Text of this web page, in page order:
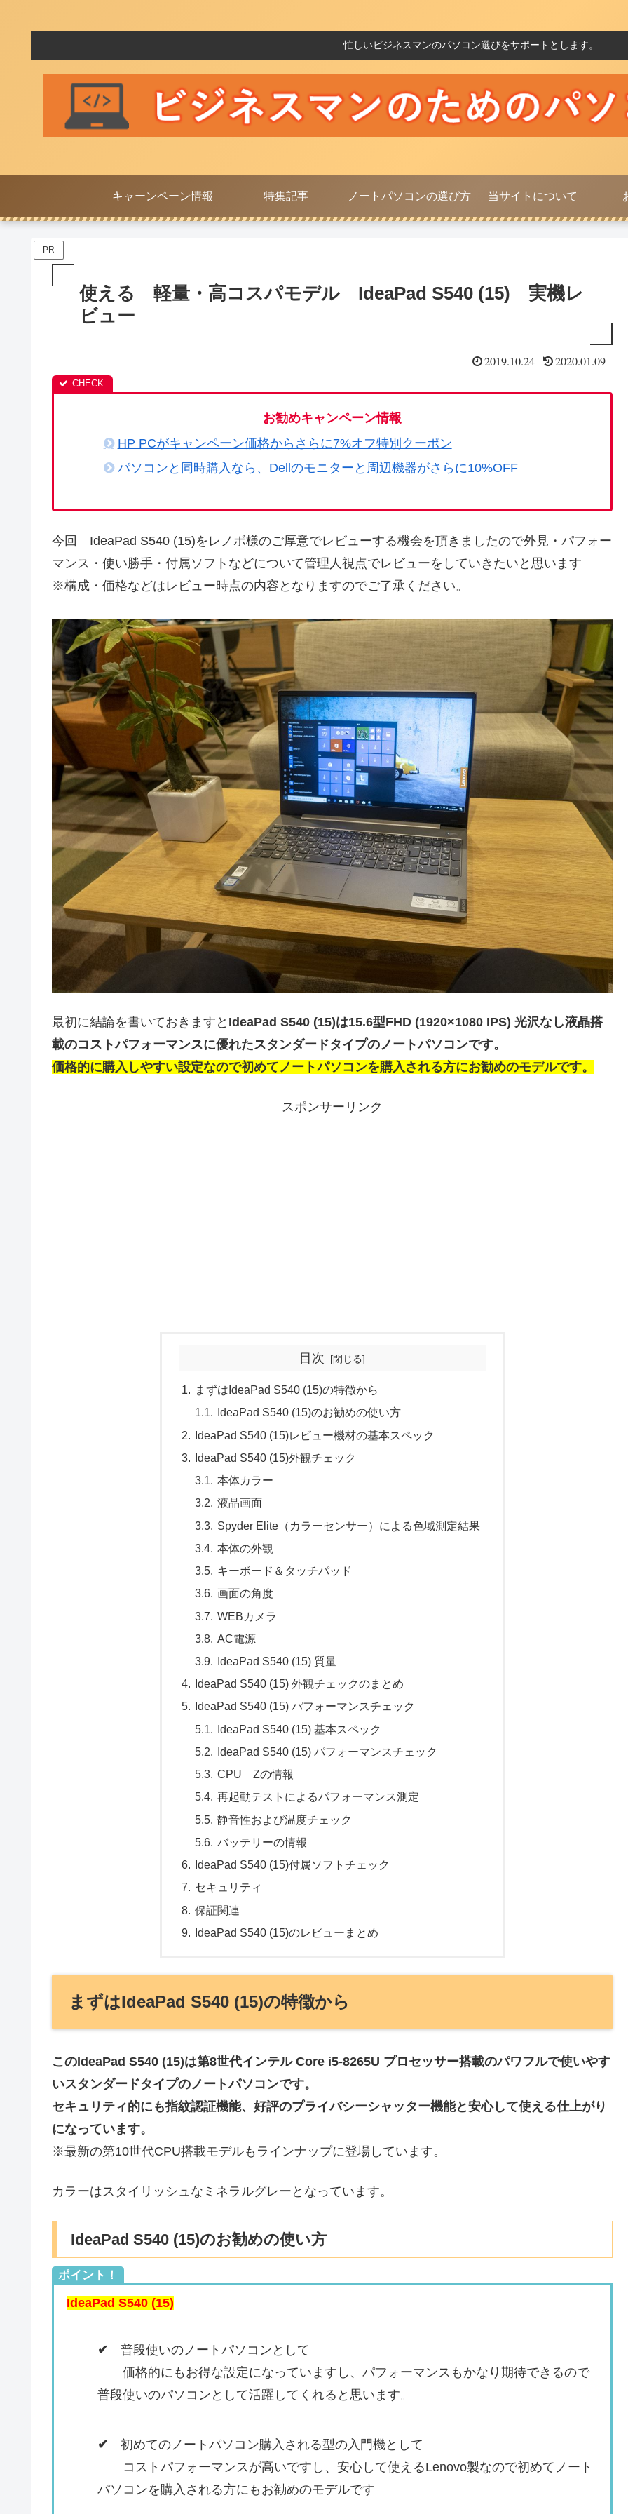
忙しいビジネスマンのパソコン選びをサポートとします。
キャーンペーン情報 特集記事 ノートパソコンの選び方 当サイトについて
PR
使える 軽量・高コスパモデル IdeaPad S540 (15) 実機レ
ビュー
2019.10.24 2020.01.09
お勧めキャンペーン情報
HP PCがキャンペーン価格からさらに7%オフ特別クーポン
パソコンと同時購入なら、Dellのモニターと周辺機器がさらに10%OFF
今回 IdeaPad S540 (15)をレノボ様のご厚意でレビューする機会を頂きましたので外見・パフォー
マンス・使い勝手・付属ソフトなどについて管理人視点でレビューをしていきたいと思います
※構成・価格などはレビュー時点の内容となりますのでご了承ください。
最初に結論を書いておきますと IdeaPad S540 (15)は15.6型FHD (1920×1080 IPS) 光沢なし液晶搭
載のコストパフォーマンスに優れたスタンダードタイプのノートパソコンです。
価格的に購入しやすい設定なので初めてノートパソコンを購入される方にお勧めのモデルです。
スポンサーリンク
目次
まずはIdeaPad S540 (15)の特徴から
IdeaPad S540 (15)のお勧めの使い方
IdeaPad S540 (15)レビュー機材の基本スペック
IdeaPad S540 (15)外観チェック
本体カラー
液晶画面
Spyder Elite（カラーセンサー）による色域測定結果
本体の外観
キーボード＆タッチパッド
画面の角度
WEBカメラ
AC電源
IdeaPad S540 (15) 質量
IdeaPad S540 (15) 外観チェックのまとめ
IdeaPad S540 (15) パフォーマンスチェック
IdeaPad S540 (15) 基本スペック
IdeaPad S540 (15) パフォーマンスチェック
CPU Zの情報
再起動テストによるパフォーマンス測定
静音性および温度チェック
バッテリーの情報
IdeaPad S540 (15)付属ソフトチェック
セキュリティ
保証関連
IdeaPad S540 (15)のレビューまとめ
まずはIdeaPad S540 (15)の特徴から
このIdeaPad S540 (15)は第8世代インテル Core i5-8265U プロセッサー搭載のパワフルで使いやす
いスタンダードタイプのノートパソコンです。
セキュリティ的にも指紋認証機能、好評のプライバシーシャッター機能と安心して使える仕上がり
になっています。
※最新の第10世代CPU搭載モデルもラインナップに登場しています。
カラーはスタイリッシュなミネラルグレーとなっています。
IdeaPad S540 (15)のお勧めの使い方
ポイント！
IdeaPad S540 (15)
✔ 普段使いのノートパソコンとして
価格的にもお得な設定になっていますし、パフォーマンスもかなり期待できるので
普段使いのパソコンとして活躍してくれると思います。
✔ 初めてのノートパソコン購入される型の入門機として
コストパフォーマンスが高いですし、安心して使えるLenovo製なので初めてノート
パソコンを購入される方にもお勧めのモデルです